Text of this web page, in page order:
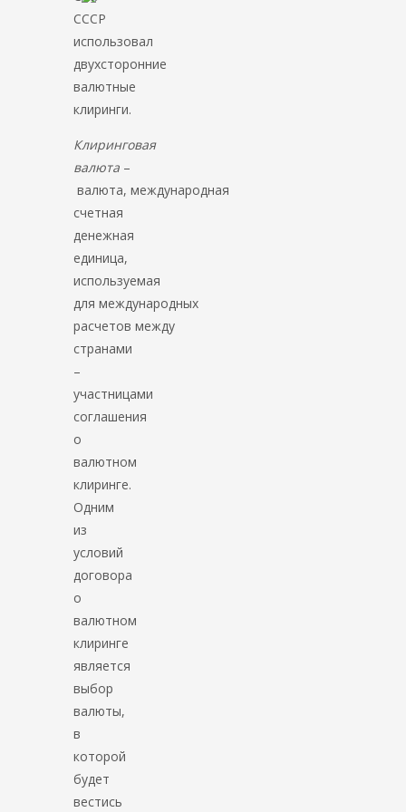
СССР
использовал
двухсторонние
валютные
клиринги.
Клиринговая
валюта –
валюта, международная
счетная
денежная
единица,
используемая
для международных
расчетов между
странами
–
участницами
соглашения
о
валютном
клиринге.
Одним
из
условий
договора
о
валютном
клиринге
является
выбор
валюты,
в
которой
будет
вестись